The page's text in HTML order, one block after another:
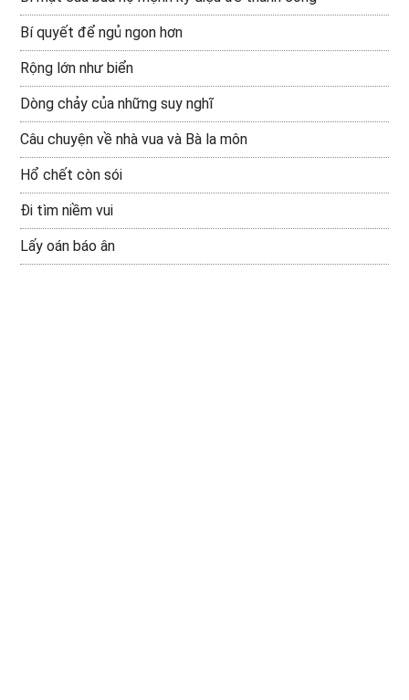
Bí quyết để ngủ ngon hơn
Rộng lớn như biển
Dòng chảy của những suy nghĩ
Câu chuyện về nhà vua và Bà la môn
Hổ chết còn sói
Đi tìm niềm vui
Lấy oán báo ân